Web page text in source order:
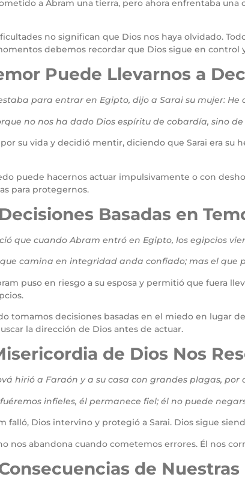
a Abram una tierra, pero ahora enfrentaba
no significan que Dios nos haya olvidado.
debemos recordar que Dios sigue en control
Puede Llevarnos a
para entrar en Egipto, dijo a Sarai su mujer:
no nos ha dado Dios espíritu de cobardía, sino
su vida y decidió mentir, diciendo que Sarai era su
puede hacernos actuar impulsivamente o con
para protegernos.
Basadas en
que cuando Abram entró en Egipto, los egipcios
que camina en integridad anda confiado; mas el que
puso en riesgo a su esposa y permitió que fuera
tomamos decisiones basadas en el miedo en lugar
la dirección de Dios antes de actuar.
de Dios Nos
hirió a Faraón y a su casa con grandes plagas, por
fuéremos infieles, él permanece fiel; él no puede
falló, Dios intervino y protegió a Sarai. Dios sigue
nos abandona cuando cometemos errores. Él nos
de